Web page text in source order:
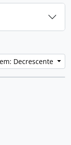
Decrescente